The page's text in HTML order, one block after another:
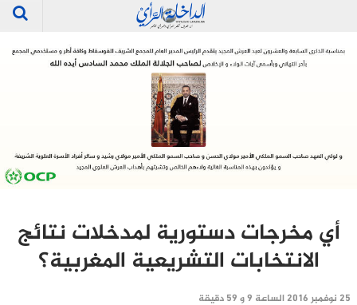
أي مخرجات دستورية لمدخلات نتائج
الانتخابات التشريعية المغربية؟
25 نوفمبر 2016 الساعة 9 و 59 دقيقة